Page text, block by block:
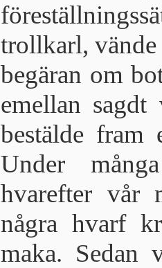
trollkarl,
begäran om
emellan
bestälde fram
Under
hvarefter vår
några hvarf
maka. Se­dan